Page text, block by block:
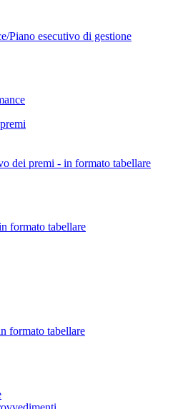
Piano esecutivo di gestione
dei premi - in formato tabellare
formato tabellare
formato tabellare